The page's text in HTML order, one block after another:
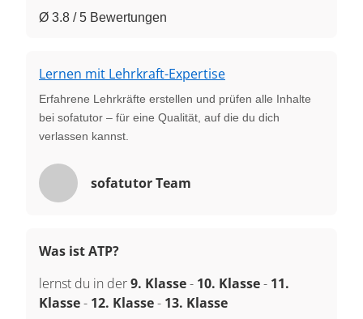
Ø 3.8 / 5 Bewertungen
Lernen mit Lehrkraft-Expertise
Erfahrene Lehrkräfte erstellen und prüfen alle Inhalte
bei sofatutor – für eine Qualität, auf die du dich
verlassen kannst.
sofatutor Team
Was ist ATP?
lernst du in der9. Klasse- 10. Klasse- 11.
Klasse- 12. Klasse- 13. Klasse